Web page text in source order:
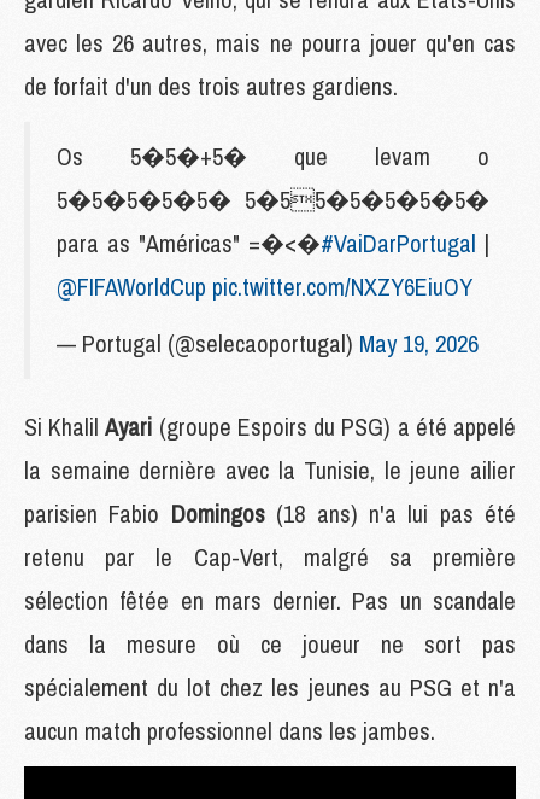
avec les 26 autres, mais ne pourra jouer qu'en cas
de forfait d'un des trois autres gardiens.
Os 5�5�+5� que levam o
5�5�5�5�5� 5�55�5�5�5�5�
para as "Américas" =�<�#VaiDarPortugal |
@FIFAWorldCup pic.twitter.com/NXZY6EiuOY
— Portugal (@selecaoportugal) May 19, 2026
Si KhalilAyari (groupe Espoirs du PSG) a été appelé
la semaine dernière avec la Tunisie, le jeune ailier
parisien Fabio Domingos (18 ans) n'a lui pas été
retenu par le Cap-Vert, malgré sa première
sélection fêtée en mars dernier. Pas un scandale
dans la mesure où ce joueur ne sort pas
spécialement du lot chez les jeunes au PSG et n'a
aucun match professionnel dans les jambes.